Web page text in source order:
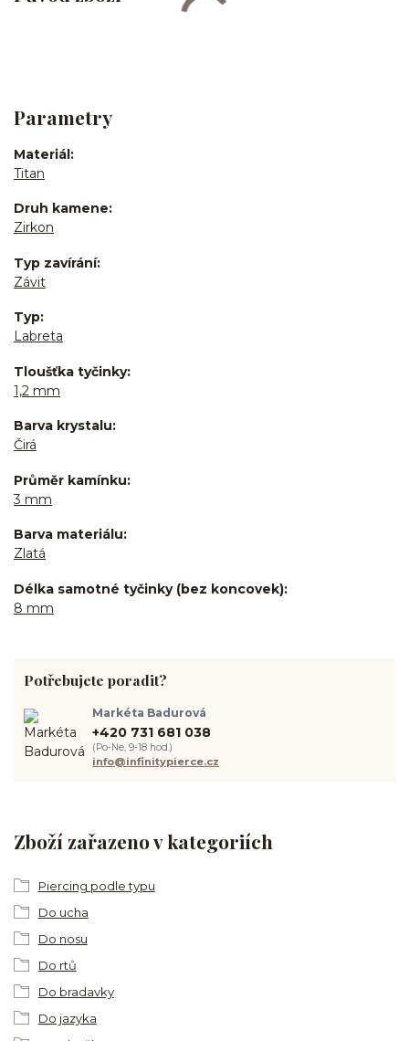
Parametry
Materiál
Titan
Druh kamene
Zirkon
Typ zavírání
Závit
Typ
Labreta
Tloušťka tyčinky
1,2 mm
Barva krystalu
Čirá
Průměr kamínku
3 mm
Barva materiálu
Zlatá
Délka samotné tyčinky (bez koncovek)
8 mm
Zboží zařazeno v kategoriích
Piercing podle typu
Do ucha
Do nosu
Do rtů
Do bradavky
Do jazyka
Potřebujete poradit?
Markéta Badurová
+420 731 681 038
(Po-Ne, 9-18 hod.)
info@infinitypierce.cz